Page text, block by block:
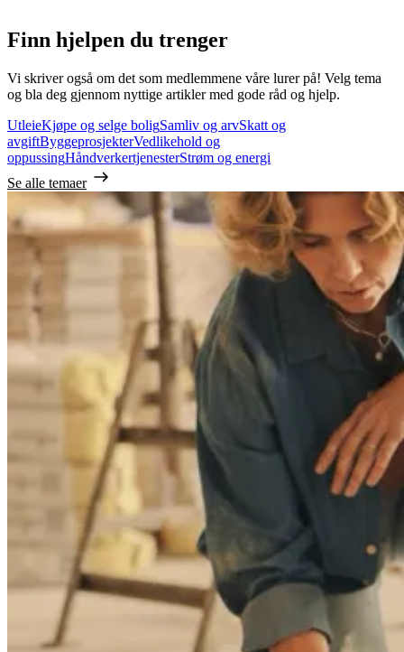
Finn hjelpen du trenger
Vi skriver også om det som medlemmene våre lurer på! Velg tema
og bla deg gjennom nyttige artikler med gode råd og hjelp.
UtleieKjøpe og selge boligSamliv og arvSkatt og
avgiftByggeprosjekterVedlikehold og
oppussingHåndverkertjenesterStrøm og energi
Se alle temaer